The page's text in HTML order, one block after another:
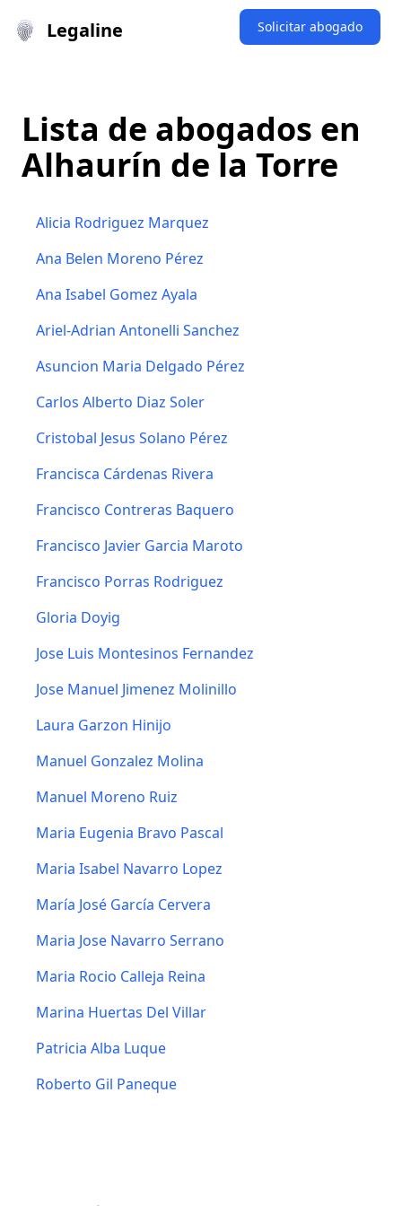
Legaline Solicitar abogado
Lista de abogados en
Alhaurín de la Torre
Alicia Rodriguez Marquez
Ana Belen Moreno Pérez
Ana Isabel Gomez Ayala
Ariel-Adrian Antonelli Sanchez
Asuncion Maria Delgado Pérez
Carlos Alberto Diaz Soler
Cristobal Jesus Solano Pérez
Francisca Cárdenas Rivera
Francisco Contreras Baquero
Francisco Javier Garcia Maroto
Francisco Porras Rodriguez
Gloria Doyig
Jose Luis Montesinos Fernandez
Jose Manuel Jimenez Molinillo
Laura Garzon Hinijo
Manuel Gonzalez Molina
Manuel Moreno Ruiz
Maria Eugenia Bravo Pascal
Maria Isabel Navarro Lopez
María José García Cervera
Maria Jose Navarro Serrano
Maria Rocio Calleja Reina
Marina Huertas Del Villar
Patricia Alba Luque
Roberto Gil Paneque